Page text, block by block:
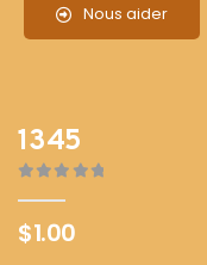
Nous aider
1345
$1.00